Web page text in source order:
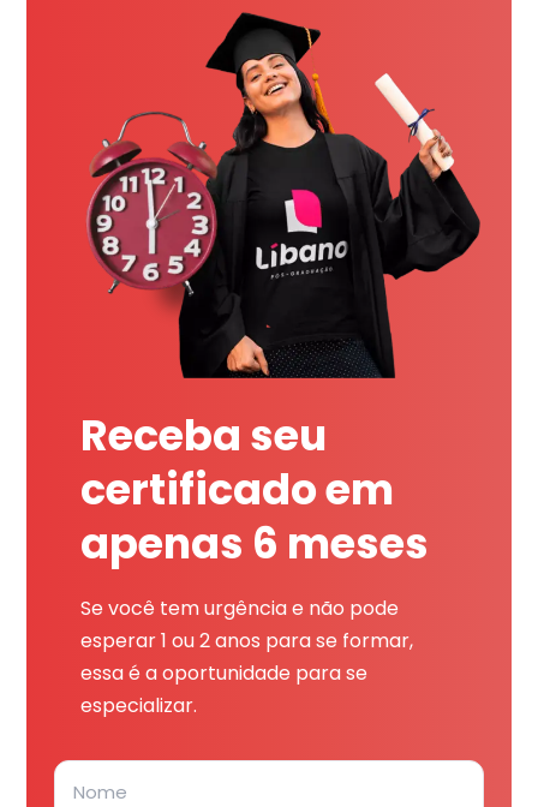
Receba seu
certificado em
apenas 6 meses
Se você tem urgência e não pode
esperar 1 ou 2 anos para se formar,
essa é a oportunidade para se
especializar.